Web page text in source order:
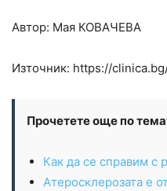
Автор: Мая КОВАЧЕВА
Източник: https://
Прочетете още по
Как да се справим с
Атеросклерозата е